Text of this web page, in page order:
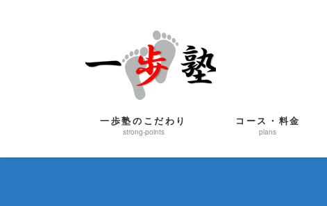
動
一歩塾のこだわり
strong-points
コース・料金
plans